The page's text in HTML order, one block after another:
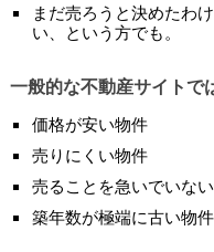
まだ売ろうと決めたわ
い、という方でも。
一般的な不動産サイトで
価格が安い物件
売りにくい物件
売ることを急いでいな
築年数が極端に古い物件